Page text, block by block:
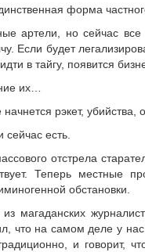
форма
артели, но сейчас все
Если будет
в тайгу, появится
их…
рэкет, убийства,
сейчас есть.
отстрела
Теперь местные
обстановки.
магаданских
что на самом деле у
и говорит,